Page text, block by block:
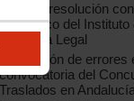
Aragón: resolución
específico del Instituto
Medicina Legal
Corrección de errores
convocatoria del
Traslados en Andalucía